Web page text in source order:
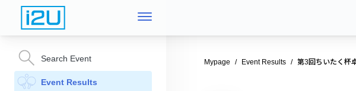
Search Event
Event Results
Mypage Event Results 第3回ちいたく杯